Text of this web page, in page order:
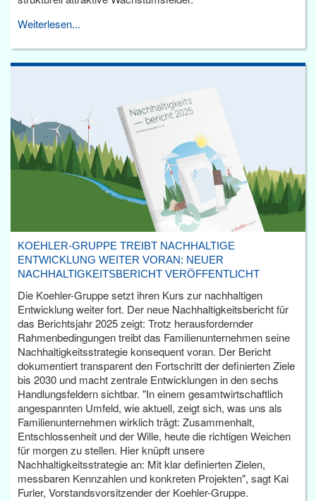
Weiterlesen...
KOEHLER-GRUPPE TREIBT NACHHALTIGE
ENTWICKLUNG WEITER VORAN: NEUER
NACHHALTIGKEITSBERICHT VERÖFFENTLICHT
Die Koehler-Gruppe setzt ihren Kurs zur nachhaltigen
Entwicklung weiter fort. Der neue Nachhaltigkeitsbericht für
das Berichtsjahr 2025 zeigt: Trotz herausfordernder
Rahmenbedingungen treibt das Familienunternehmen seine
Nachhaltigkeitsstrategie konsequent voran. Der Bericht
dokumentiert transparent den Fortschritt der definierten Ziele
bis 2030 und macht zentrale Entwicklungen in den sechs
Handlungsfeldern sichtbar. "In einem gesamtwirtschaftlich
angespannten Umfeld, wie aktuell, zeigt sich, was uns als
Familienunternehmen wirklich trägt: Zusammenhalt,
Entschlossenheit und der Wille, heute die richtigen Weichen
für morgen zu stellen. Hier knüpft unsere
Nachhaltigkeitsstrategie an: Mit klar definierten Zielen,
messbaren Kennzahlen und konkreten Projekten", sagt Kai
Furler, Vorstandsvorsitzender der Koehler-Gruppe.